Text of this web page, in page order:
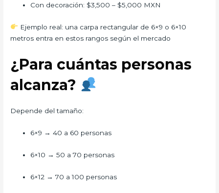
Con decoración: $3,500 – $5,000 MXN
Ejemplo real: una carpa rectangular de 6×9 o 6×10
metros entra en estos rangos según el mercado
¿Para cuántas personas
alcanza?
Depende del tamaño:
6×9 → 40 a 60 personas
6×10 → 50 a 70 personas
6×12 → 70 a 100 personas